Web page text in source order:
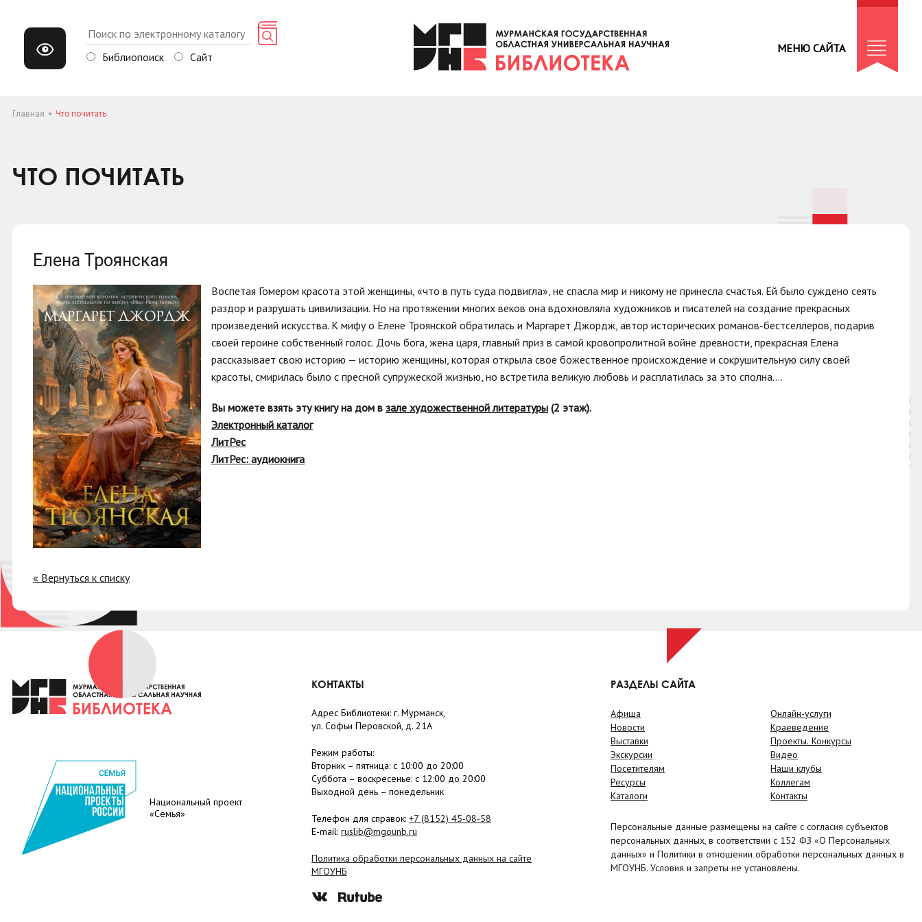
Библиопоиск Сайт
МЕНЮ САЙТА
Главная Что почитать
ЧТО ПОЧИТАТЬ
Елена Троянская
Воспетая Гомером красота этой женщины, «что в путь суда подвигла», не спасла мир и никому не принесла счастья. Ей было суждено сеять
раздор и разрушать цивилизации. Но на протяжении многих веков она вдохновляла художников и писателей на создание прекрасных
произведений искусства. К мифу о Елене Троянской обратилась и Маргарет Джордж, автор исторических романов-бестселлеров, подарив
своей героине собственный голос. Дочь бога, жена царя, главный приз в самой кровопролитной войне древности, прекрасная Елена
рассказывает свою историю — историю женщины, которая открыла свое божественное происхождение и сокрушительную силу своей
красоты, смирилась было с пресной супружеской жизнью, но встретила великую любовь и расплатилась за это сполна....
Вы можете взять эту книгу на дом в зале художественной литературы (2 этаж).
Электронный каталог
ЛитРес
ЛитРес: аудиокнига
« Вернуться к списку
Национальный проект
«Семья»
КОНТАКТЫ
Адрес Библиотеки: г. Мурманск,
ул. Софьи Перовской, д. 21А
Режим работы:
Вторник – пятница: с 10:00 до 20:00
Суббота – воскресенье: c 12:00 до 20:00
Выходной день – понедельник
Телефон для справок: +7 (8152) 45-08-58
E-mail: ruslib@mgounb.ru
Политика обработки персональных данных на сайте
МГОУНБ
РАЗДЕЛЫ САЙТА
Афиша
Новости
Выставки
Экскурсии
Посетителям
Ресурсы
Каталоги
Онлайн-услуги
Краеведение
Проекты. Конкурсы
Видео
Наши клубы
Коллегам
Контакты
Персональные данные размещены на сайте с согласия субъектов
персональных данных, в соответствии с 152 ФЗ «О Персональных
данных» и Политики в отношении обработки персональных данных в
МГОУНБ. Условия и запреты не установлены.